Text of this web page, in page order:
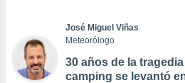
José Miguel Viñas
Meteorólogo
30 años de la
camping se levantó